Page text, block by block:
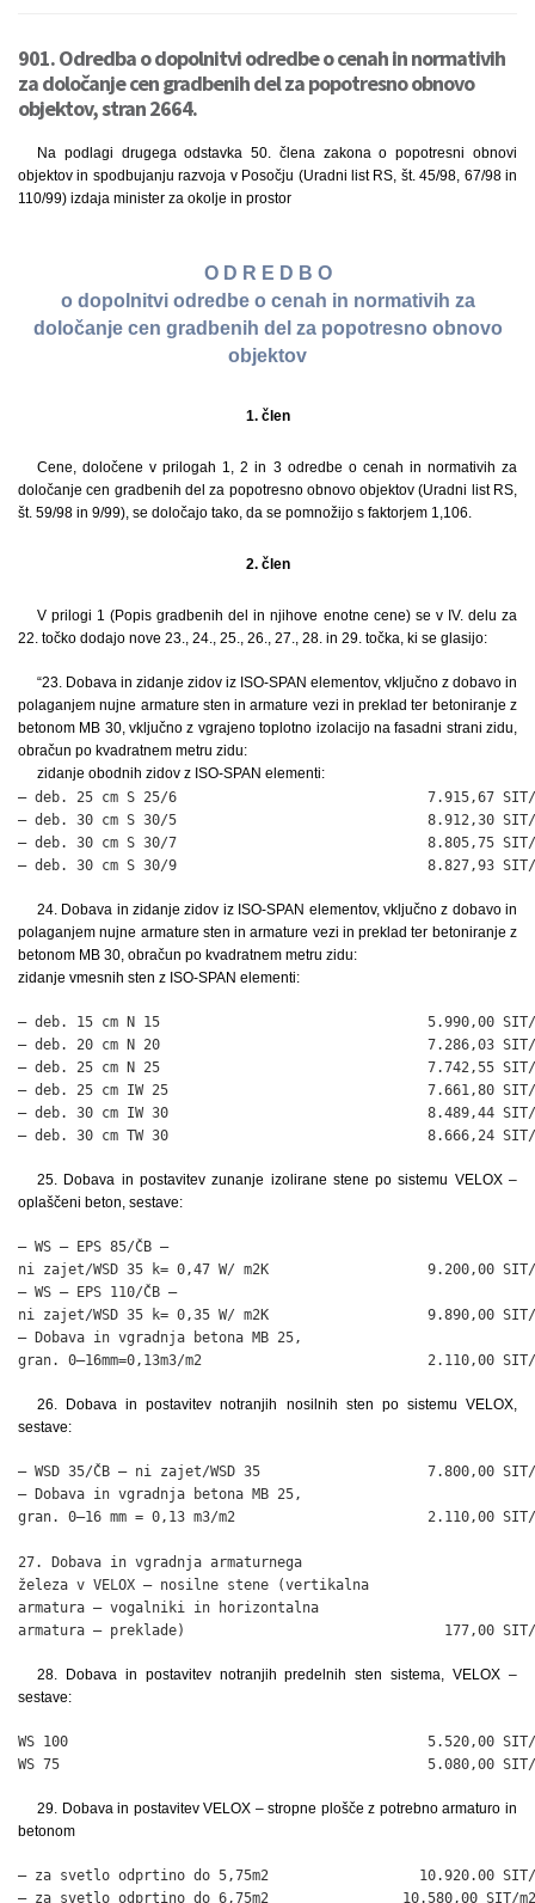
901. Odredba o dopolnitvi odredbe o cenah in normativih
za določanje cen gradbenih del za popotresno obnovo
objektov, stran 2664.
Na podlagi drugega odstavka 50. člena zakona o popotresni obnovi
objektov in spodbujanju razvoja v Posočju (Uradni list RS, št. 45/98, 67/98 in
110/99) izdaja minister za okolje in prostor
O D R E D B O
o dopolnitvi odredbe o cenah in normativih za
določanje cen gradbenih del za popotresno obnovo
objektov
1. člen
Cene, določene v prilogah 1, 2 in 3 odredbe o cenah in normativih za
določanje cen gradbenih del za popotresno obnovo objektov (Uradni list RS,
št. 59/98 in 9/99), se določajo tako, da se pomnožijo s faktorjem 1,106.
2. člen
V prilogi 1 (Popis gradbenih del in njihove enotne cene) se v IV. delu za
22. točko dodajo nove 23., 24., 25., 26., 27., 28. in 29. točka, ki se glasijo:
“23. Dobava in zidanje zidov iz ISO-SPAN elementov, vključno z dobavo in
polaganjem nujne armature sten in armature vezi in preklad ter betoniranje z
betonom MB 30, vključno z vgrajeno toplotno izolacijo na fasadni strani zidu,
obračun po kvadratnem metru zidu:
zidanje obodnih zidov z ISO-SPAN elementi:
– deb. 25 cm S 25/6                              7.915,67 SIT/
– deb. 30 cm S 30/5                              8.912,30 SIT/
– deb. 30 cm S 30/7                              8.805,75 SIT/
– deb. 30 cm S 30/9                              8.827,93 SIT/
24. Dobava in zidanje zidov iz ISO-SPAN elementov, vključno z dobavo in
polaganjem nujne armature sten in armature vezi in preklad ter betoniranje z
betonom MB 30, obračun po kvadratnem metru zidu:
zidanje vmesnih sten z ISO-SPAN elementi:
– deb. 15 cm N 15                                5.990,00 SIT/
– deb. 20 cm N 20                                7.286,03 SIT/
– deb. 25 cm N 25                                7.742,55 SIT/
– deb. 25 cm IW 25                               7.661,80 SIT/
– deb. 30 cm IW 30                               8.489,44 SIT/
– deb. 30 cm TW 30                               8.666,24 SIT/
25. Dobava in postavitev zunanje izolirane stene po sistemu VELOX –
oplaščeni beton, sestave:
– WS – EPS 85/ČB –
ni zajet/WSD 35 k= 0,47 W/ m2K                   9.200,00 SIT/
– WS – EPS 110/ČB –
ni zajet/WSD 35 k= 0,35 W/ m2K                   9.890,00 SIT/
– Dobava in vgradnja betona MB 25,
gran. 0–16mm=0,13m3/m2                           2.110,00 SIT/
26. Dobava in postavitev notranjih nosilnih sten po sistemu VELOX,
sestave:
– WSD 35/ČB – ni zajet/WSD 35                    7.800,00 SIT/
– Dobava in vgradnja betona MB 25,
gran. 0–16 mm = 0,13 m3/m2                       2.110,00 SIT/
27. Dobava in vgradnja armaturnega
železa v VELOX – nosilne stene (vertikalna
armatura – vogalniki in horizontalna
armatura – preklade)                               177,00 SIT/
28. Dobava in postavitev notranjih predelnih sten sistema, VELOX –
sestave:
WS 100                                           5.520,00 SIT/
WS 75                                            5.080,00 SIT/
29. Dobava in postavitev VELOX – stropne plošče z potrebno armaturo in
betonom
– za svetlo odprtino do 5,75m2                  10.920.00 SIT/
– za svetlo odprtino do 6,75m2                10.580,00 SIT/